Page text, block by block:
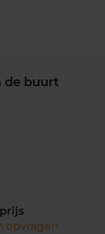
de buurt
opvragen